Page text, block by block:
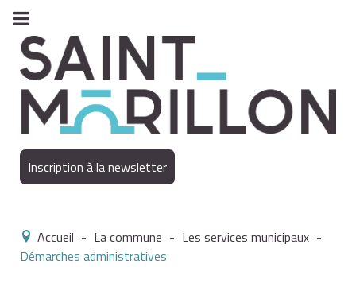
Inscription à la newsletter
Accueil - La commune - Les services municipaux -
Démarches administratives